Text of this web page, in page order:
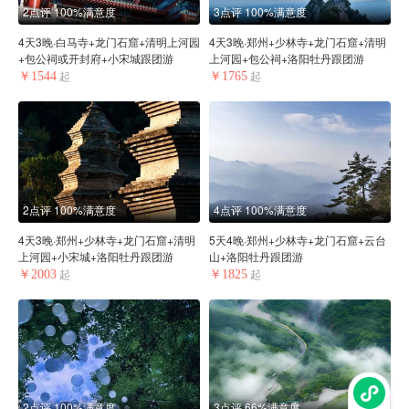
2点评100%满意度
4天3晚·白马寺+龙门石窟+清明上河园
+包公祠或开封府+小宋城跟团游
￥1544 起
3点评100%满意度
4天3晚·郑州+少林寺+龙门石窟+清明
上河园+包公祠+洛阳牡丹跟团游
￥1765 起
2点评 100%满意度
4天3晚·郑州+少林寺+龙门石窟+清明
上河园+小宋城+洛阳牡丹跟团游
￥2003 起
4点评100%满意度
5天4晚·郑州+少林寺+龙门石窟+云台
山+洛阳牡丹跟团游
￥1825 起